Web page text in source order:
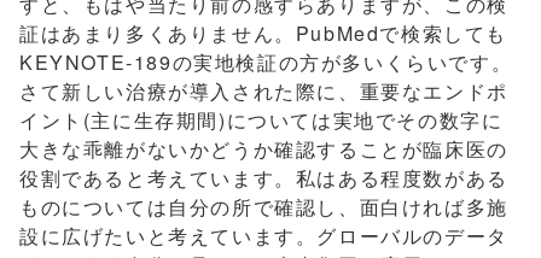
証はあまり多くありません。PubMedで検索しても
KEYNOTE-189の実地検証の方が多いくらいです。
さて新しい治療が導入された際に、重要なエンドポ
イント(主に生存期間)については実地でその数字に
大きな乖離がないかどうか確認することが臨床医の
役割であると考えています。私はある程度数がある
ものについては自分の所で確認し、面白ければ多施
設に広げたいと考えています。グローバルのデータ